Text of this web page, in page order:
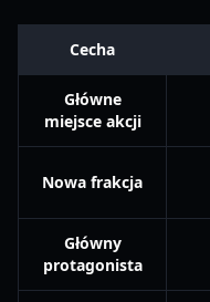
Cecha
Główne
miejsce akcji
Nowa frakcja
Główny
protagonista